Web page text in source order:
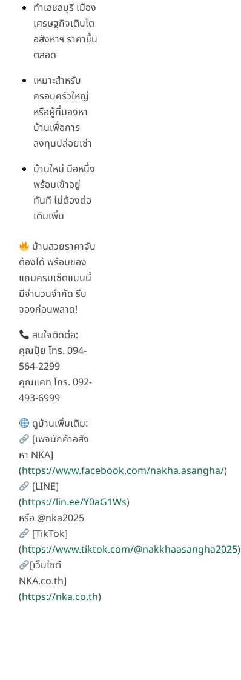
ทำเลชลบุรี เมือง
เศรษฐกิจเติบโต
อสังหาฯ ราคาขึ้น
ตลอด
เหมาะสำหรับ
ครอบครัวใหญ่
หรือผู้ที่มองหา
บ้านเพื่อการ
ลงทุนปล่อยเช่า
บ้านใหม่ มือหนึ่ง
พร้อมเข้าอยู่
ทันที ไม่ต้องต่อ
เติมเพิ่ม
บ้านสวยราคาจับ
ต้องได้ พร้อมของ
แถมครบเซ็ตแบบนี้
มีจำนวนจำกัด รีบ
จองก่อนพลาด!
สนใจติดต่อ:
คุณปุ้ย โทร. 094-
564-2299
คุณแคท โทร. 092-
493-6999
ดูบ้านเพิ่มเติม:
[เพจนักค้าอสัง
หา NKA]
(https://www.facebook.com/nakha.asangha/)
[LINE]
(https://lin.ee/Y0aG1Ws)
หรือ @nka2025
[TikTok]
(https://www.tiktok.com/@nakkhaasangha2025)
[เว็บไซต์
NKA.co.th]
(https://nka.co.th)